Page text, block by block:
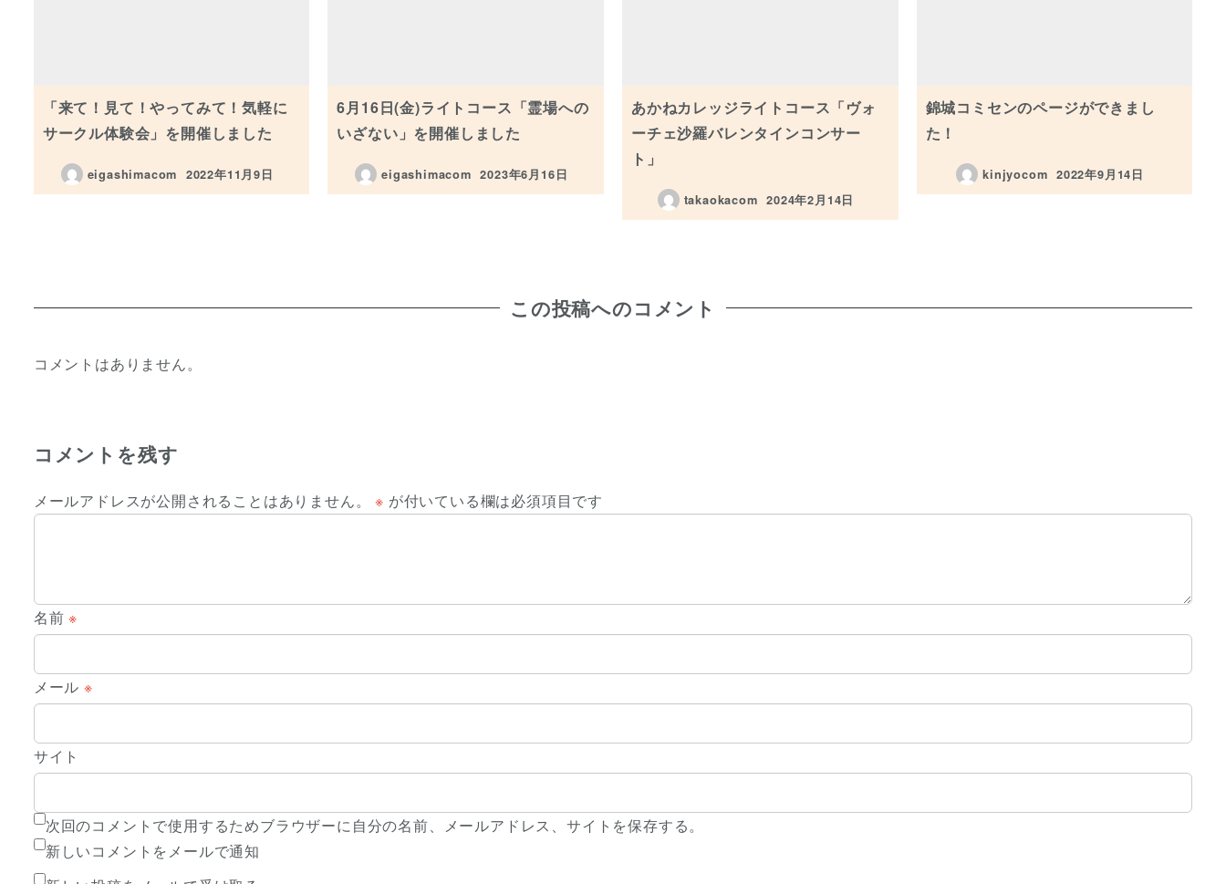
「来て！見て！やってみて！気軽に
サークル体験会」を開催しました
eigashimacom
投稿日
2022年11月9日
6月16日(金)ライトコース「霊場への
いざない」を開催しました
eigashimacom
投稿日
2023年6月16日
あかねカレッジライトコース「ヴォ
ーチェ沙羅バレンタインコンサー
ト」
takaokacom
投稿日
2024年2月14日
錦城コミセンのページができまし
た！
kinjyocom
投稿日
2022年9月14日
この投稿へのコメント
コメントはありません。
コメントを残す
メールアドレスが公開されることはありません。 ※ が付いている欄は必須項目です
名前※
メール ※
サイト
次回のコメントで使用するためブラウザーに自分の名前、メールアドレス、サイトを保存する。
新しいコメントをメールで通知